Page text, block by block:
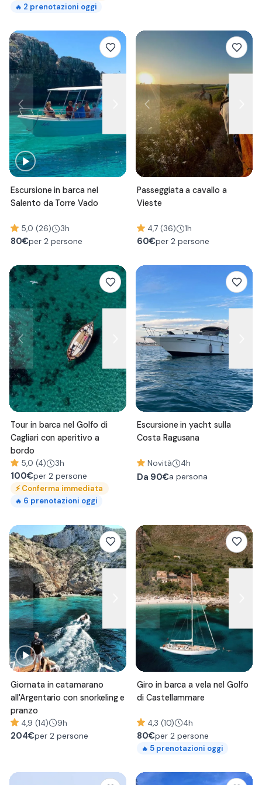
🔥 2 prenotazioni oggi
Escursione in barca nel
Salento da Torre Vado
5,0 (26) 3h
80€per 2 persone
Passeggiata a cavallo a
Vieste
4,7 (36) 1h
60€per 2 persone
Tour in barca nel Golfo di
Cagliari con aperitivo a
bordo
5,0 (4) 3h
100€per 2 persone
⚡Conferma immediata
🔥 6 prenotazioni oggi
Escursione in yacht sulla
Costa Ragusana
Novità 4h
Da 90€a persona
Giornata in catamarano
all'Argentario con snorkeling e
pranzo
4,9 (14) 9h
204€per 2 persone
Giro in barca a vela nel Golfo
di Castellammare
4,3 (10) 4h
80€per 2 persone
🔥 5 prenotazioni oggi